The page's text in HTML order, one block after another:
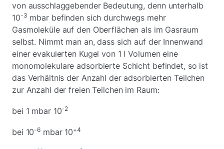
von ausschlaggebender Bedeutung, denn unterhalb
10-3 mbar befinden sich durchwegs mehr
Gasmoleküle auf den Oberflächen als im Gasraum
selbst. Nimmt man an, dass sich auf der Innenwand
einer evakuierten Kugel von 1 l Volumen eine
monomolekulare adsorbierte Schicht befindet, so ist
das Verhältnis der Anzahl der adsorbierten Teilchen
zur Anzahl der freien Teilchen im Raum:
bei 1 mbar 10-2
bei 10-6 mbar 10+4